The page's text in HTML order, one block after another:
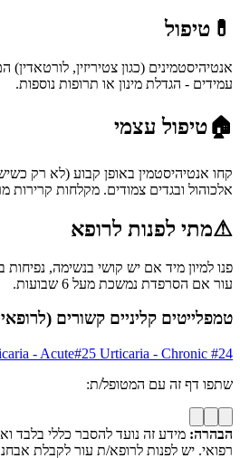
💊 טיפול
אנטיהיסטמינים (כגון צטיריזין,
עמידים - הגדלת מינון או תרופות נוספות.
🏠טיפול עצמי
קחו אנטיהיסטמין באופן קבוע (לא רק
אלכוהול ובגדים צמודים. מקלחות קרירות
⚠מתי לפנות לרופא
פנו למיון מיד אם יש קושי בנשימה, נפיחות
עור אם הסרפדת נמשכת מעל 6 שבועות.
טמפלייטים קליניים קשורים
#24
- Acute#25 Urticaria - Chronic
שתפו דף זה עם המטופל/ת:
הבהרה: מידע זה נועד להסבר כללי בלבד
רפואי. יש לפנות לרופא/ת עור לקבלת